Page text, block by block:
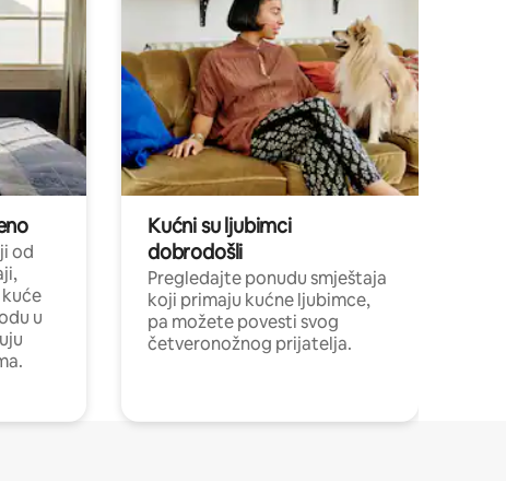
od
u
Kućni su ljubimci
dobrodošli
Pregledajte ponudu smještaja
koji primaju kućne ljubimce,
pa možete povesti svog
četveronožnog prijatelja.